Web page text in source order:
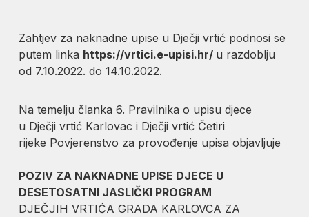
Zahtjev za naknadne upise u Dječji vrtić podnosi se
putem linka https://vrtici.e-upisi.hr/ u razdoblju
od 7.10.2022. do 14.10.2022.
Na temelju članka 6. Pravilnika o upisu djece
u Dječji vrtić Karlovac i Dječji vrtić Četiri
rijeke Povjerenstvo za provođenje upisa objavljuje
POZIV ZA NAKNADNE UPISE DJECE U
DESETOSATNI JASLIČKI PROGRAM
DJEČJIH VRTIĆA GRADA KARLOVCA ZA